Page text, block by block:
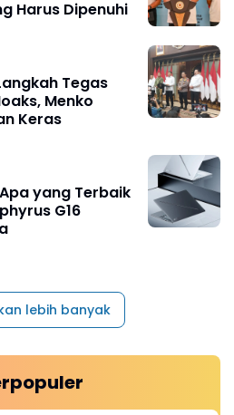
Harus Dipenuhi
Tegas
Menko
Keras
yang Terbaik
G16
lebih banyak